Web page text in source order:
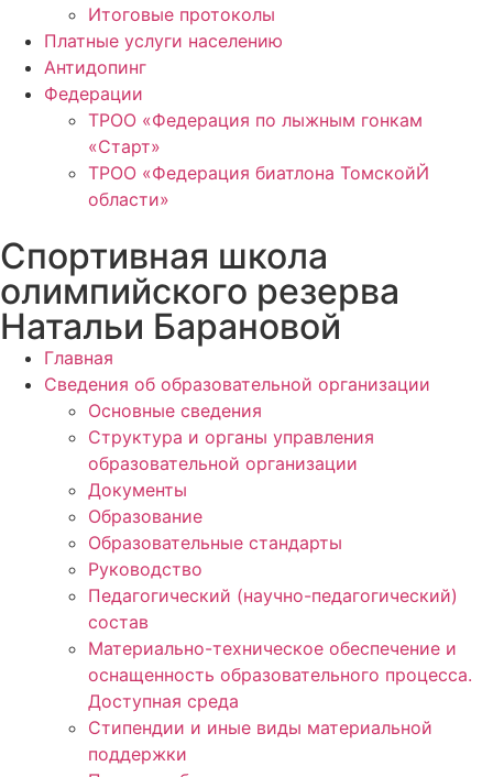
Итоговые протоколы
Платные услуги населению
Антидопинг
Федерации
ТРОО «Федерация по лыжным гонкам
«Старт»
ТРОО «Федерация биатлона ТомскойЙ
области»
Спортивная школа
олимпийского резерва
Натальи Барановой
Главная
Сведения об образовательной организации
Основные сведения
Структура и органы управления
образовательной организации
Документы
Образование
Образовательные стандарты
Руководство
Педагогический (научно-педагогический)
состав
Материально-техническое обеспечение и
оснащенность образовательного процесса.
Доступная среда
Стипендии и иные виды материальной
поддержки